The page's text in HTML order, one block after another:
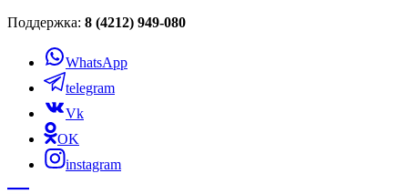
Поддержка: 8 (4212) 949-080
WhatsApp
telegram
Vk
OK
instagram